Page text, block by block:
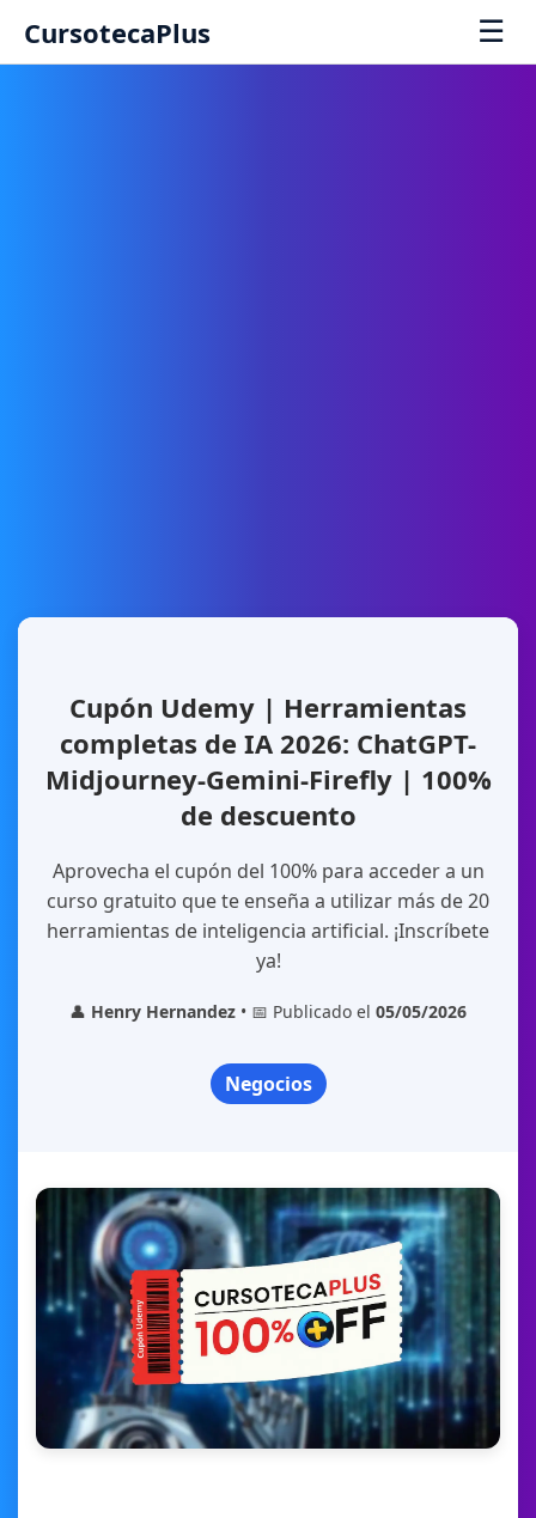
CursotecaPlus ☰
Cupón Udemy | Herramientas
completas de IA 2026: ChatGPT-
Midjourney-Gemini-Firefly | 100%
de descuento
Aprovecha el cupón del 100% para acceder a un
curso gratuito que te enseña a utilizar más de 20
herramientas de inteligencia artificial. ¡Inscríbete
ya!
👤 Henry Hernandez • 📅 Publicado el 05/05/2026
Negocios